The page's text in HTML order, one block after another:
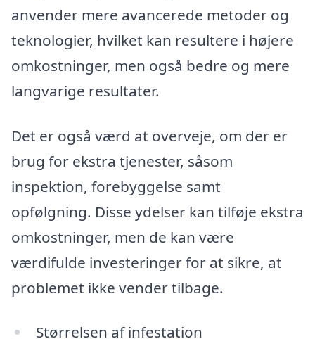
anvender mere avancerede metoder og
teknologier, hvilket kan resultere i højere
omkostninger, men også bedre og mere
langvarige resultater.
Det er også værd at overveje, om der er
brug for ekstra tjenester, såsom
inspektion, forebyggelse samt
opfølgning. Disse ydelser kan tilføje ekstra
omkostninger, men de kan være
værdifulde investeringer for at sikre, at
problemet ikke vender tilbage.
Størrelsen af infestation